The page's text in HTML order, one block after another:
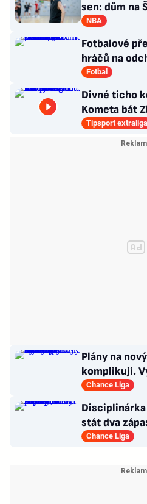
sen: dům na
jako Forrest
NBA
Fotbalové
hráčů na
situace
Fotbal
Divné ticho
Kometa bát
poskládat
Tipsport extraliga
Plány na
komplikují.
narušuje
Chance Liga
stát dva
prominut
Chance Liga